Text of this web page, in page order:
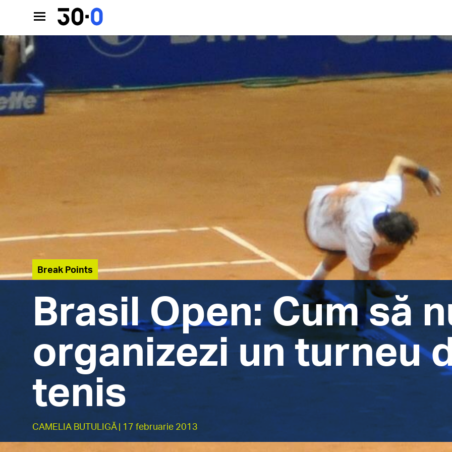
Break Points
Brasil Open: Cum să
organizezi un turneu
tenis
CAMELIA BUTULIGĂ| 17 februarie 2013